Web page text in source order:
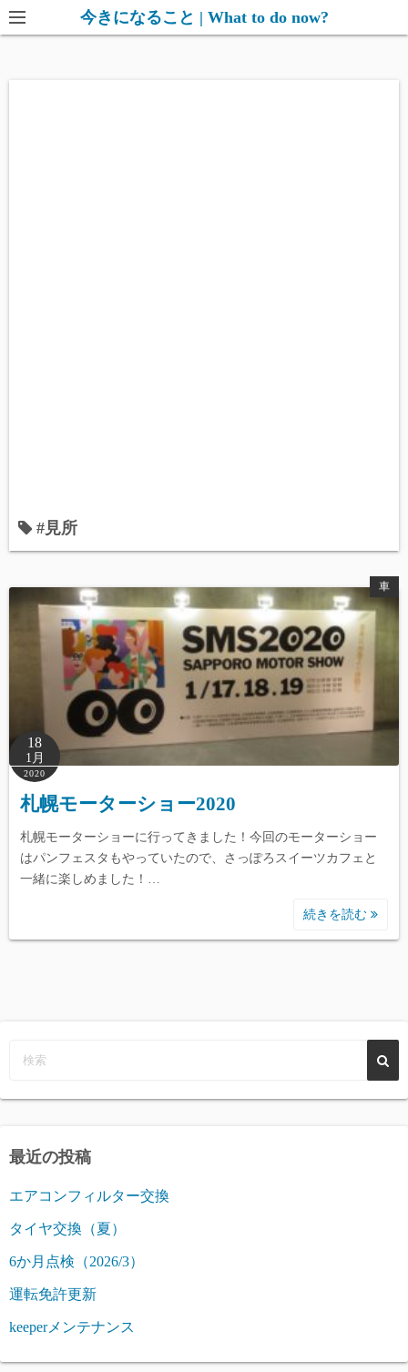
コ
ン
ン
今きになること | What to do now?
#見所
車
18
1月
2020
札幌モーターショー2020
札幌モーターショーに行ってきました！今回のモーターショー
はパンフェスタもやっていたので、さっぽろスイーツカフェと
一緒に楽しめました！…
続きを読む
最近の投稿
エアコンフィルター交換
タイヤ交換（夏）
6か月点検（2026/3）
運転免許更新
keeperメンテナンス